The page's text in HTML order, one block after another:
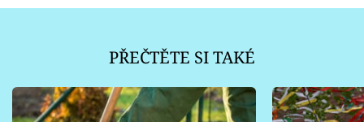
PŘEČTĚTE SI TAKÉ